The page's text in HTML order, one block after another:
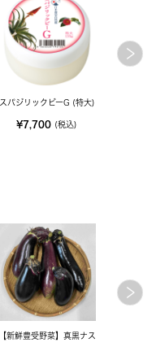
スパジリックビーG (特大)
¥7,700 (税込)
【新鮮豊受野菜】真黒ナス